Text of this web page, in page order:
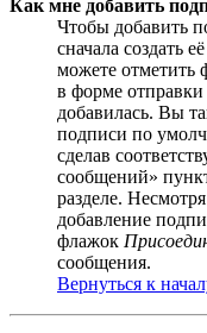
Как мне добавить
Чтобы добавить
сначала создать
можете отметить
в форме
добавилась. Вы
подписи по
сделав
сообщений»
разделе.
добавление
флажок
сообщения.
Вернуться к